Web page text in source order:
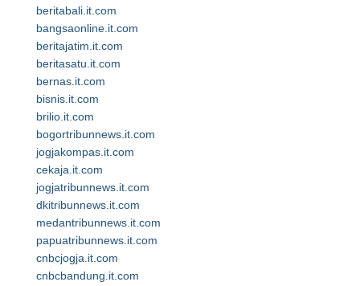
beritabali.it.com
bangsaonline.it.com
beritajatim.it.com
beritasatu.it.com
bernas.it.com
bisnis.it.com
brilio.it.com
bogortribunnews.it.com
jogjakompas.it.com
cekaja.it.com
jogjatribunnews.it.com
dkitribunnews.it.com
medantribunnews.it.com
papuatribunnews.it.com
cnbcjogja.it.com
cnbcbandung.it.com